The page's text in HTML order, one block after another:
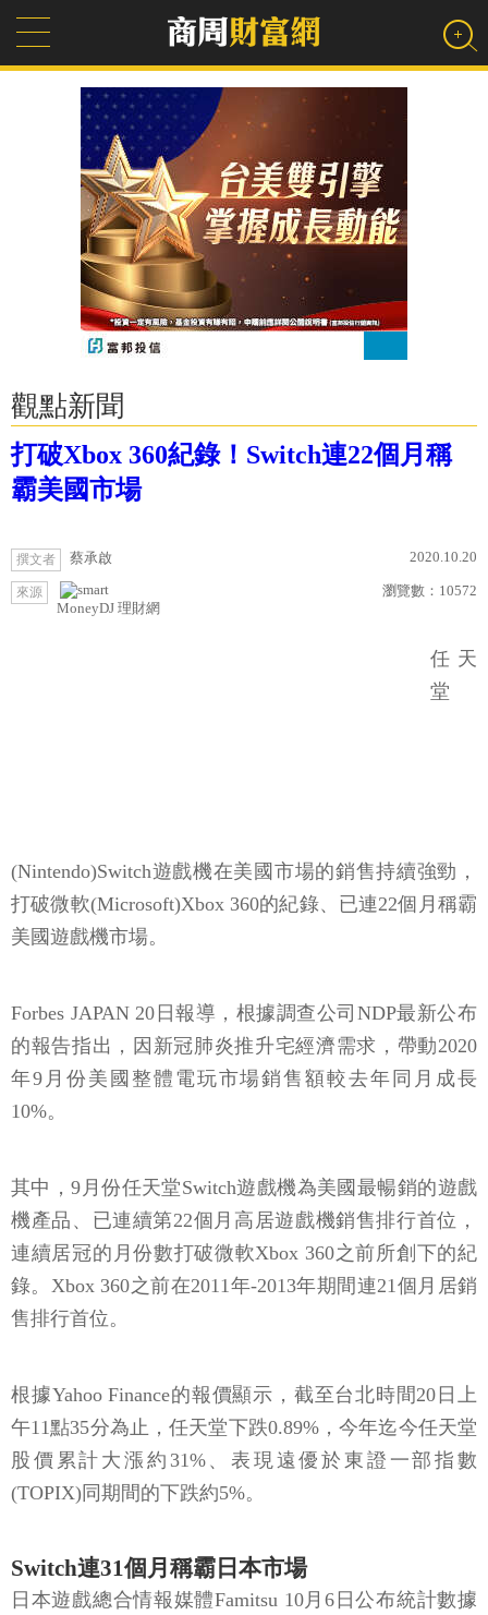
觀點新聞
打破Xbox 360紀錄！Switch連22個月稱
霸美國市場
撰文者 蔡承啟 2020.10.20
來源
MoneyDJ 理財網
瀏覽數： 10572
任天
堂
(Nintendo)Switch遊戲機在美國市場的銷售持續強勁，
打破微軟(Microsoft)Xbox 360的紀錄、已連22個月稱霸
美國遊戲機市場。
Forbes JAPAN 20日報導，根據調查公司NDP最新公布
的報告指出，因新冠肺炎推升宅經濟需求，帶動2020
年9月份美國整體電玩市場銷售額較去年同月成長
10%。
其中，9月份任天堂Switch遊戲機為美國最暢銷的遊戲
機產品、已連續第22個月高居遊戲機銷售排行首位，
連續居冠的月份數打破微軟Xbox 360之前所創下的紀
錄。Xbox 360之前在2011年-2013年期間連21個月居銷
售排行首位。
根據Yahoo Finance的報價顯示，截至台北時間20日上
午11點35分為止，任天堂下跌0.89%，今年迄今任天堂
股價累計大漲約31%、表現遠優於東證一部指數
(TOPIX)同期間的下跌約5%。
Switch連31個月稱霸日本市場
日本遊戲總合情報媒體Famitsu 10月6日公布統計數據